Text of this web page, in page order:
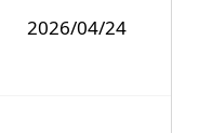
2026/04/24